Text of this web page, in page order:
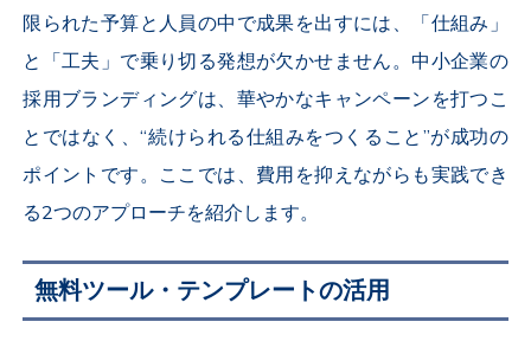
限られた予算と人員の中で成果を出すには、「仕組み」
と「工夫」で乗り切る発想が欠かせません。中小企業の
採用ブランディングは、華やかなキャンペーンを打つこ
とではなく、“続けられる仕組みをつくること”が成功の
ポイントです。ここでは、費用を抑えながらも実践でき
る2つのアプローチを紹介します。
無料ツール・テンプレートの活用